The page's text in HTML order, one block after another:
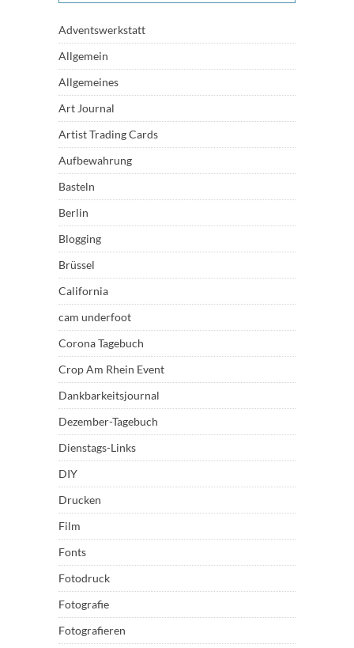
Adventswerkstatt
Allgemein
Allgemeines
Art Journal
Artist Trading Cards
Aufbewahrung
Basteln
Berlin
Blogging
Brüssel
California
cam underfoot
Corona Tagebuch
Crop Am Rhein Event
Dankbarkeitsjournal
Dezember-Tagebuch
Dienstags-Links
DIY
Drucken
Film
Fonts
Fotodruck
Fotografie
Fotografieren